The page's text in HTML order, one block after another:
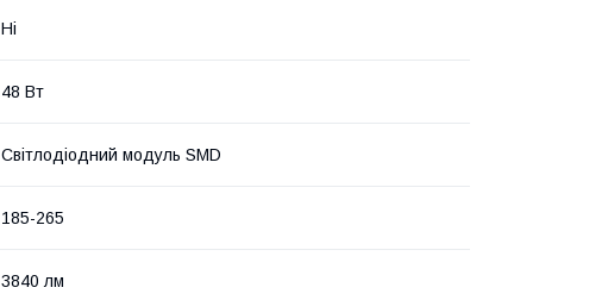
Ні
48 Вт
Світлодіодний модуль SMD
185-265
3840 лм